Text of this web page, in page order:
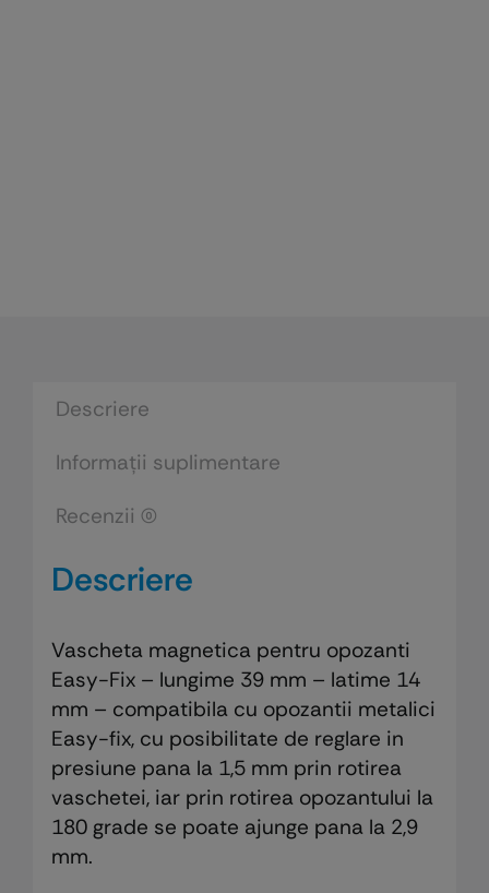
Descriere
Informații suplimentare
Recenzii (0)
Descriere
Vascheta magnetica pentru opozanti
Easy-Fix – lungime 39 mm – latime 14
mm – compatibila cu opozantii metalici
Easy-fix, cu posibilitate de reglare in
presiune pana la 1,5 mm prin rotirea
vaschetei, iar prin rotirea opozantului la
180 grade se poate ajunge pana la 2,9
mm.